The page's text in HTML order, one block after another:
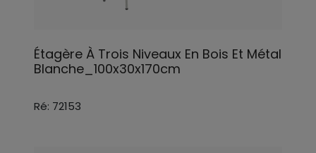
Étagère À Trois Niveaux En Bois Et Métal
Blanche_100x30x170cm
Ré: 72153